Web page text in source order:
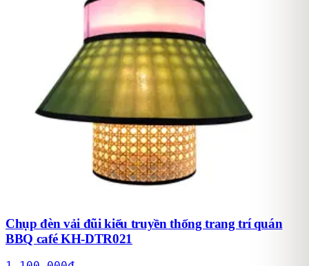
Chụp đèn vải đũi kiểu truyền thống trang trí quán
BBQ café KH-DTR021